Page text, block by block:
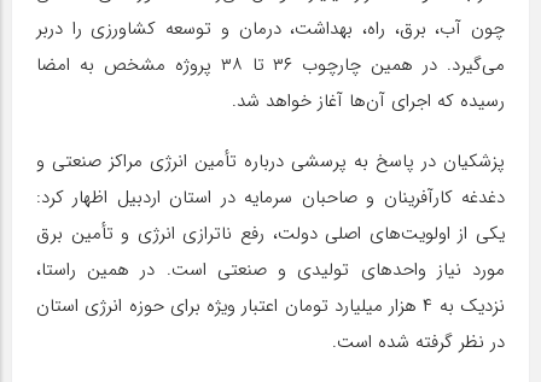
چون آب، برق، راه، بهداشت، درمان و توسعه کشاورزی را دربر
می‌گیرد. در همین چارچوب ۳۶ تا ۳۸ پروژه مشخص به امضا
رسیده که اجرای آن‌ها آغاز خواهد شد.
پزشکیان در پاسخ به پرسشی درباره تأمین انرژی مراکز صنعتی و
دغدغه کارآفرینان و صاحبان سرمایه در استان اردبیل اظهار کرد:
یکی از اولویت‌های اصلی دولت، رفع ناترازی انرژی و تأمین برق
مورد نیاز واحدهای تولیدی و صنعتی است. در همین راستا،
نزدیک به ۴ هزار میلیارد تومان اعتبار ویژه برای حوزه انرژی استان
در نظر گرفته شده است.